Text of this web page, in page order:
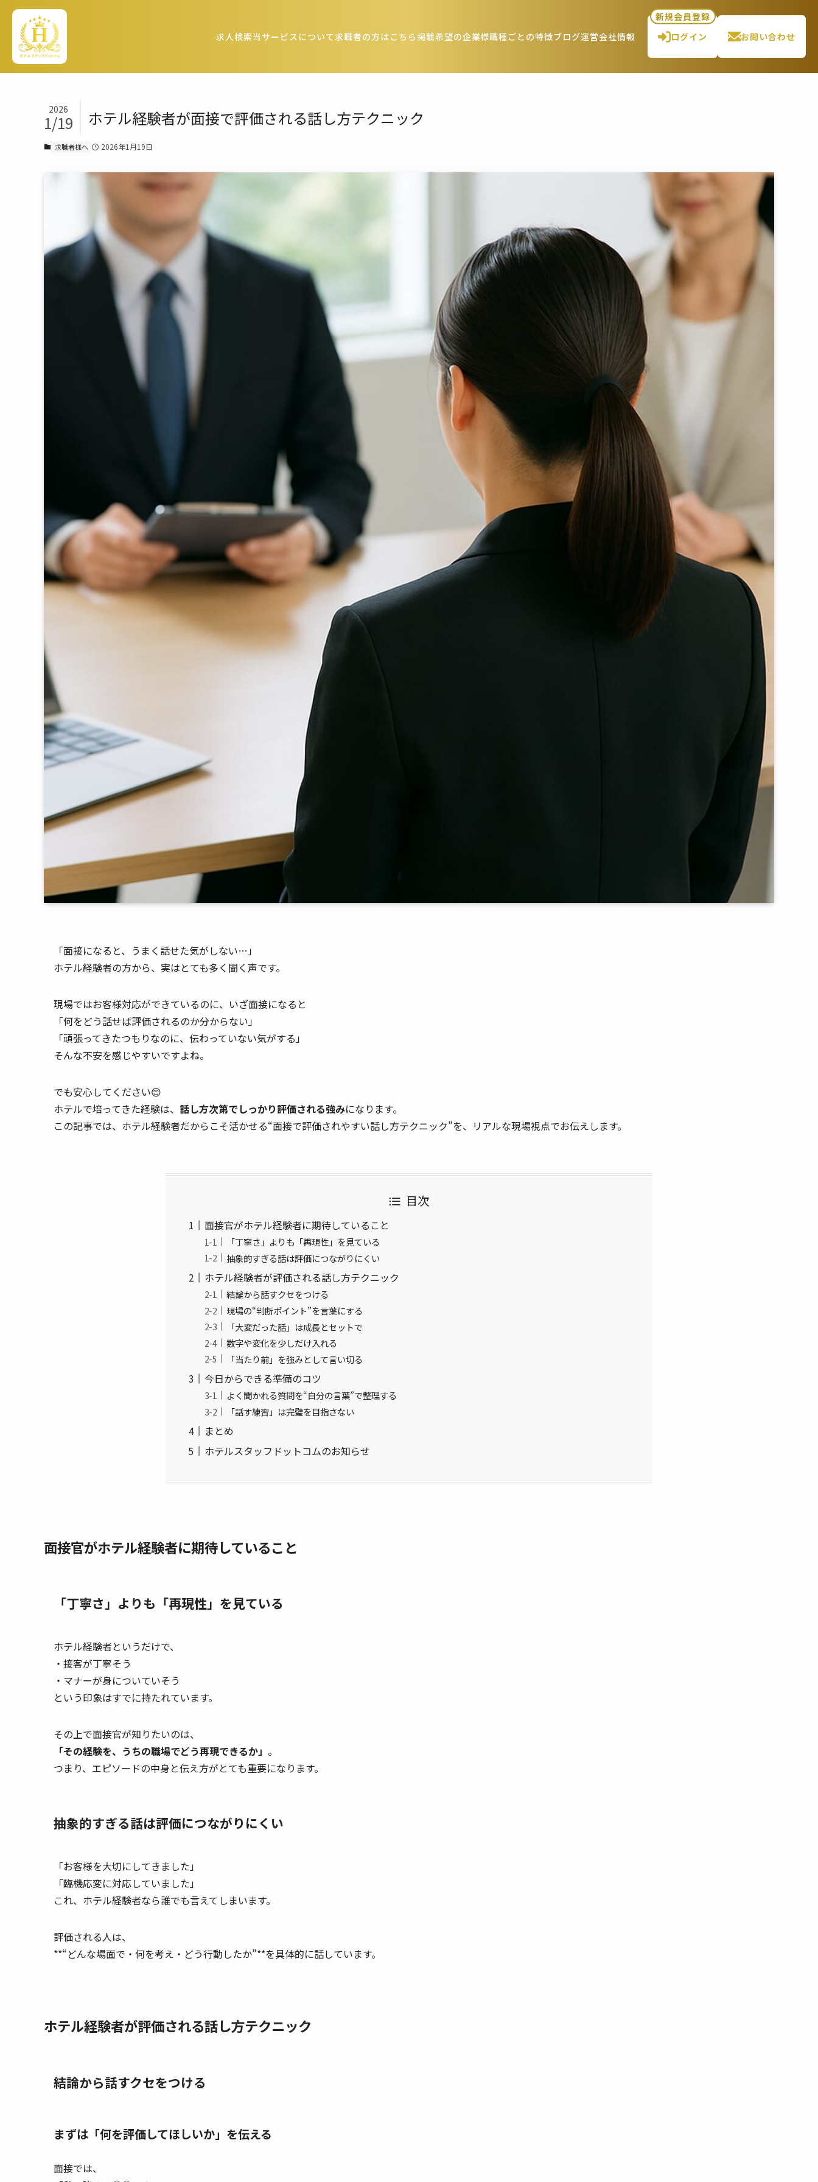
求人検索当サービスについて求職者の方はこちら 掲載希望の企業様職種ごとの特徴ブログ運営会社情報
新規会員登録
ログイン
お問い合わせ
ホテル経験者が面接で評価される話し方テクニック
2026
1/19
求職者様へ 2026年1月19日
「面接になると、うまく話せた気がしない…」
ホテル経験者の方から、実はとても多く聞く声です。
現場ではお客様対応ができているのに、いざ面接になると
「何をどう話せば評価されるのか分からない」
「頑張ってきたつもりなのに、伝わっていない気がする」
そんな不安を感じやすいですよね。
でも安心してください😊
ホテルで培ってきた経験は、 話し方次第でしっかり評価される強みになります。
この記事では、ホテル経験者だからこそ活かせる“面接で評価されやすい話し方テクニック”を、リアルな現場視点でお伝えします。
目次
面接官がホテル経験者に期待していること
「丁寧さ」よりも「再現性」を見ている
抽象的すぎる話は評価につながりにくい
ホテル経験者が評価される話し方テクニック
結論から話すクセをつける
現場の“判断ポイント”を言葉にする
「大変だった話」は成長とセットで
数字や変化を少しだけ入れる
「当たり前」を強みとして言い切る
今日からできる準備のコツ
よく聞かれる質問を“自分の言葉”で整理する
「話す練習」は完璧を目指さない
まとめ
ホテルスタッフドットコムのお知らせ
面接官がホテル経験者に期待していること
「丁寧さ」よりも「再現性」を見ている
ホテル経験者というだけで、
・接客が丁寧そう
・マナーが身についていそう
という印象はすでに持たれています。
その上で面接官が知りたいのは、
「その経験を、うちの職場でどう再現できるか」 。
つまり、エピソードの中身と伝え方がとても重要になります。
抽象的すぎる話は評価につながりにくい
「お客様を大切にしてきました」
「臨機応変に対応していました」
これ、ホテル経験者なら誰でも言えてしまいます。
評価される人は、
**“どんな場面で・何を考え・どう行動したか”**を具体的に話しています。
ホテル経験者が評価される話し方テクニック
結論から話すクセをつける
まずは「何を評価してほしいか」を伝える
面接では、